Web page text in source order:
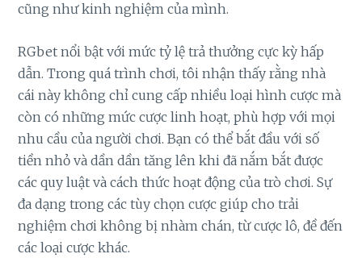
cũng như kinh nghiệm của mình.
RGbet nổi bật với mức tỷ lệ trả thưởng cực kỳ hấp
dẫn. Trong quá trình chơi, tôi nhận thấy rằng nhà
cái này không chỉ cung cấp nhiều loại hình cược mà
còn có những mức cược linh hoạt, phù hợp với mọi
nhu cầu của người chơi. Bạn có thể bắt đầu với số
tiền nhỏ và dần dần tăng lên khi đã nắm bắt được
các quy luật và cách thức hoạt động của trò chơi. Sự
đa dạng trong các tùy chọn cược giúp cho trải
nghiệm chơi không bị nhàm chán, từ cược lô, đề đến
các loại cược khác.